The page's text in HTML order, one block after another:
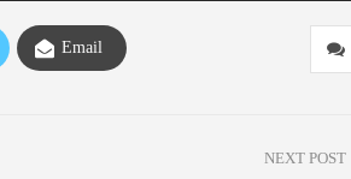
Email
NEXT POST